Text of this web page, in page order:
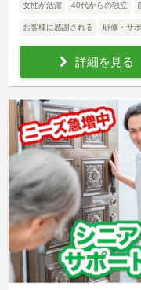
女性が活躍 40代からの独立
お客様に感謝される 研修・サ
詳細を見る